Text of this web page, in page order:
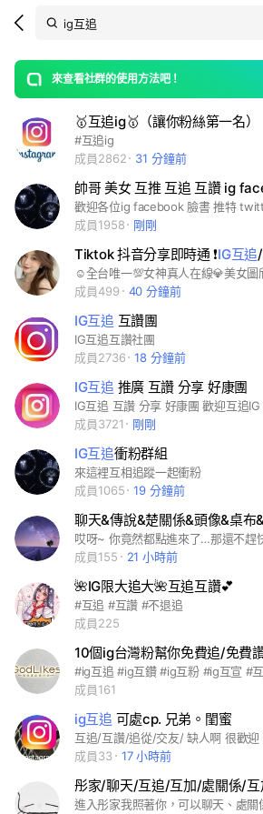
Search
OpenChats
messages
search
area
來查看社群的使用方法吧！
open
🥇互追ig🥇（讓你粉絲第一名）
#互追ig
成員2862
31 分鐘前
成員1958
剛剛
Tiktok 抖音分享即時通 ❗️IG互追
成員499
40 分鐘前
IG互追 互讚團
IG互追互讚社團
成員2736
18 分鐘前
IG互追 推廣 互讚 分享 好康團
成員3721
剛剛
IG互追衝粉群組
來這裡互相追蹤一起衝粉
成員1065
19 分鐘前
聊天&傳說&楚關係&頭像&桌布
成員155
21 小時前
🌺IG限大追大🌺互追互讚💕
#互追 #互讚 #不退追
成員225
成員161
ig互追 可處cp. 兄弟。閨蜜
成員33
17 小時前
彤家/聊天/互追/互加/處關係/互
進入彤家我照著你，可以聊天、處關